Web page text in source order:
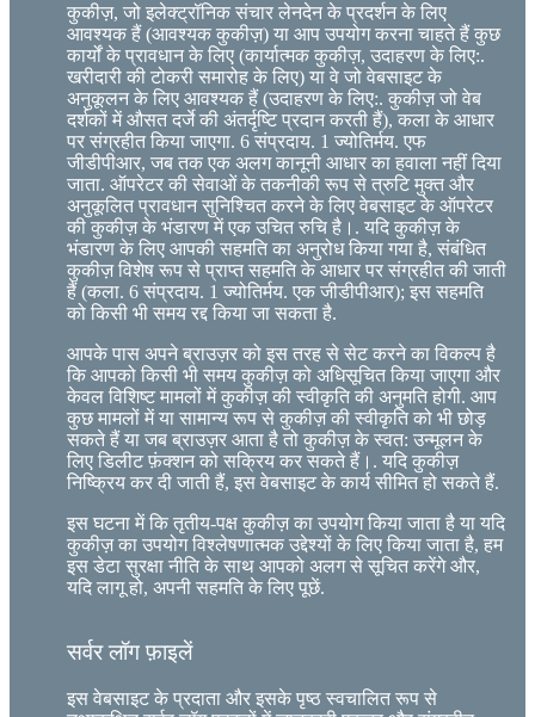
कुकीज़, जो इलेक्ट्रॉनिक संचार लेनदेन के प्रदर्शन के लिए
आवश्यक हैं (आवश्यक कुकीज़) या आप उपयोग करना चाहते हैं कुछ
कार्यों के प्रावधान के लिए (कार्यात्मक कुकीज़, उदाहरण के लिए:.
खरीदारी की टोकरी समारोह के लिए) या वे जो वेबसाइट के
अनुकूलन के लिए आवश्यक हैं (उदाहरण के लिए:. कुकीज़ जो वेब
दर्शकों में औसत दर्जे की अंतर्दृष्टि प्रदान करती हैं), कला के आधार
पर संग्रहीत किया जाएगा. 6 संप्रदाय. 1 ज्योतिर्मय. एफ
जीडीपीआर, जब तक एक अलग कानूनी आधार का हवाला नहीं दिया
जाता. ऑपरेटर की सेवाओं के तकनीकी रूप से त्रुटि मुक्त और
अनुकूलित प्रावधान सुनिश्चित करने के लिए वेबसाइट के ऑपरेटर
की कुकीज़ के भंडारण में एक उचित रुचि है।. यदि कुकीज़ के
भंडारण के लिए आपकी सहमति का अनुरोध किया गया है, संबंधित
कुकीज़ विशेष रूप से प्राप्त सहमति के आधार पर संग्रहीत की जाती
हैं (कला. 6 संप्रदाय. 1 ज्योतिर्मय. एक जीडीपीआर); इस सहमति
को किसी भी समय रद्द किया जा सकता है.
आपके पास अपने ब्राउज़र को इस तरह से सेट करने का विकल्प है
कि आपको किसी भी समय कुकीज़ को अधिसूचित किया जाएगा और
केवल विशिष्ट मामलों में कुकीज़ की स्वीकृति की अनुमति होगी. आप
कुछ मामलों में या सामान्य रूप से कुकीज़ की स्वीकृति को भी छोड़
सकते हैं या जब ब्राउज़र आता है तो कुकीज़ के स्वत: उन्मूलन के
लिए डिलीट फ़ंक्शन को सक्रिय कर सकते हैं।. यदि कुकीज़
निष्क्रिय कर दी जाती हैं, इस वेबसाइट के कार्य सीमित हो सकते हैं.
इस घटना में कि तृतीय-पक्ष कुकीज़ का उपयोग किया जाता है या यदि
कुकीज़ का उपयोग विश्लेषणात्मक उद्देश्यों के लिए किया जाता है, हम
इस डेटा सुरक्षा नीति के साथ आपको अलग से सूचित करेंगे और,
यदि लागू हो, अपनी सहमति के लिए पूछें.
सर्वर लॉग फ़ाइलें
इस वेबसाइट के प्रदाता और इसके पृष्ठ स्वचालित रूप से